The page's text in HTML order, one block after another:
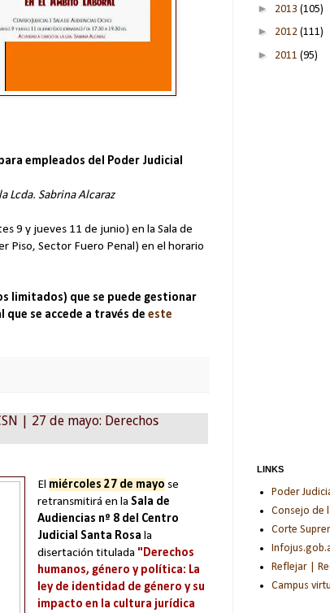
empleados del Poder Judicial
Lcda. Sabrina Alcaraz
9 y jueves 11 de junio) en la Sala de
Piso, Sector Fuero Penal) en el horario
limitados) que se puede gestionar
se accede a través de este
| 27 de mayo: Derechos
El miércoles 27 de mayo se
retransmitirá en laSala de
Audiencias nº 8 del Centro
Judicial Santa Rosa la
disertación titulada "Derechos
humanos, género y política: La
ley de identidad de género y su
impacto en la cultura jurídica
► 2013 (105)
► 2012 (111)
► 2011 (95)
LINKS
Poder
Consejo de
Corte
Reflejar |
Campus